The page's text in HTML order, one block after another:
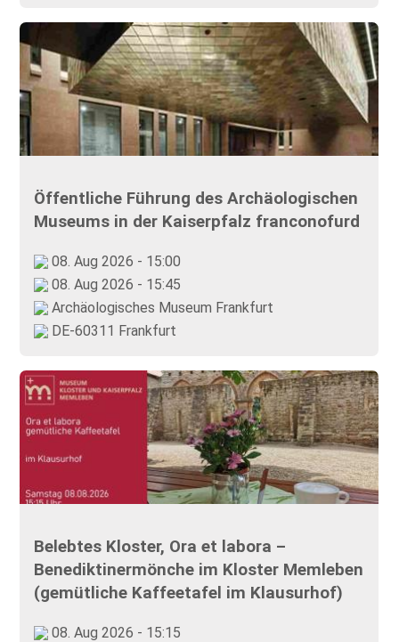
Öffentliche Führung des Archäologischen
Museums in der Kaiserpfalz franconofurd
08. Aug 2026 - 15:00
08. Aug 2026 - 15:45
Archäologisches Museum Frankfurt
DE-60311 Frankfurt
Belebtes Kloster, Ora et labora –
Benediktinermönche im Kloster Memleben
(gemütliche Kaffeetafel im Klausurhof)
08. Aug 2026 - 15:15